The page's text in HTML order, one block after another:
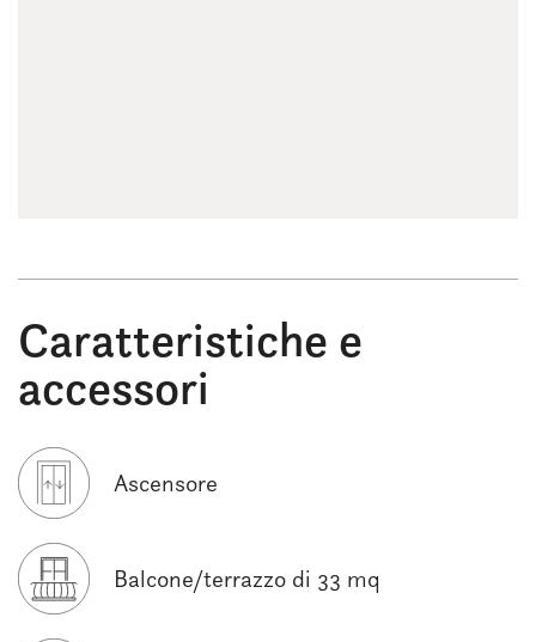
Caratteristiche e
accessori
Ascensore
Balcone/terrazzo di 33 mq